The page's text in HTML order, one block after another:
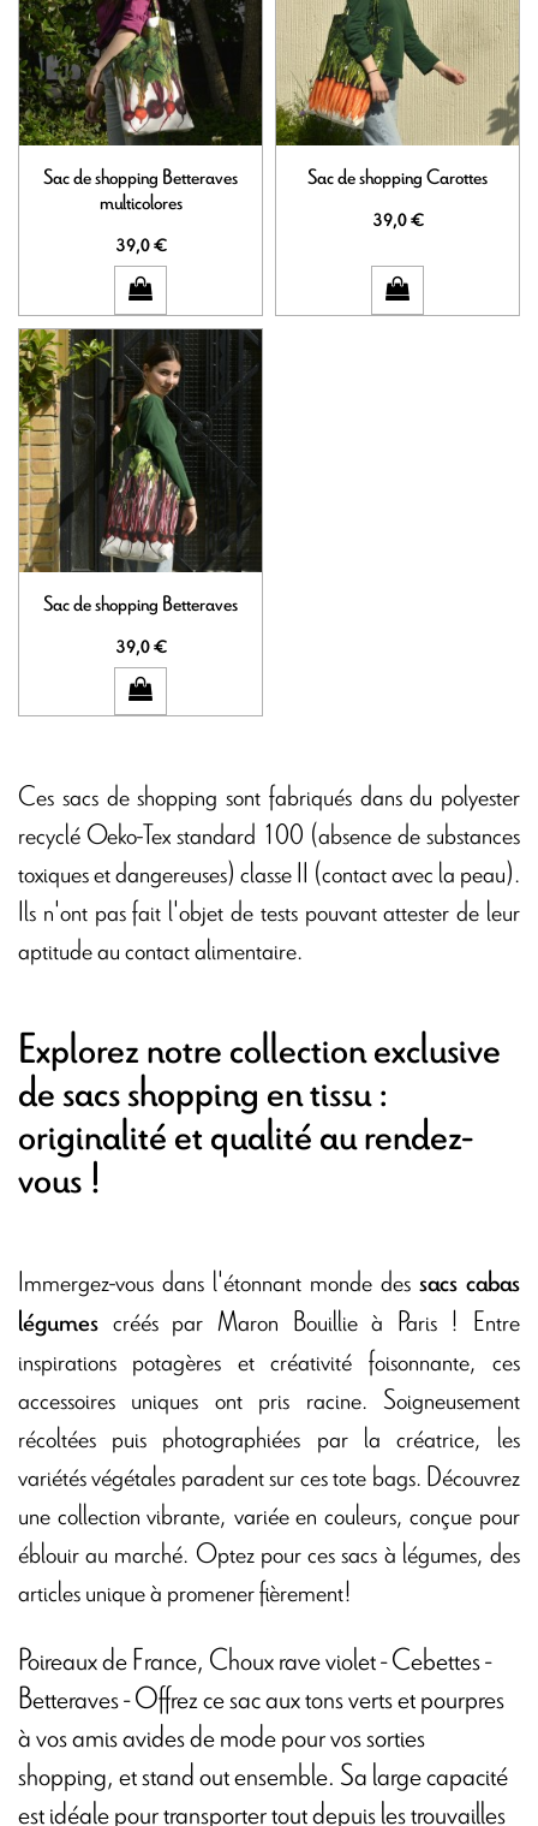
Sac de shopping Betteraves
multicolores
39,0 €
Sac de shopping Carottes
39,0 €
Sac de shopping Betteraves
39,0 €
Ces sacs de shopping sont fabriqués dans du polyester
recyclé Oeko-Tex standard 100 (absence de substances
toxiques et dangereuses) classe II (contact avec la peau).
Ils n'ont pas fait l'objet de tests pouvant attester de leur
aptitude au contact alimentaire.
Explorez notre collection exclusive
de sacs shopping en tissu :
originalité et qualité au rendez-
vous !
Immergez-vous dans l'étonnant monde des sacs cabas
légumes créés par Maron Bouillie à Paris ! Entre
inspirations potagères et créativité foisonnante, ces
accessoires uniques ont pris racine. Soigneusement
récoltées puis photographiées par la créatrice, les
variétés végétales paradent sur ces tote bags. Découvrez
une collection vibrante, variée en couleurs, conçue pour
éblouir au marché. Optez pour ces sacs à légumes, des
articles unique à promener fièrement!
Poireaux de France, Choux rave violet - Cebettes -
Betteraves - Offrez ce sac aux tons verts et pourpres
à vos amis avides de mode pour vos sorties
shopping, et stand out ensemble. Sa large capacité
est idéale pour transporter tout depuis les trouvailles